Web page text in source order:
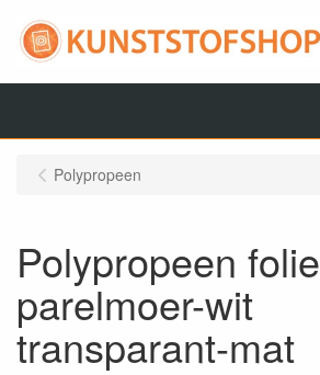
Polypropeen
Polypropeen folie
parelmoer-wit
transparant-mat